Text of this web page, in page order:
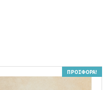
ΠΡΟΣΦΟΡΆ!